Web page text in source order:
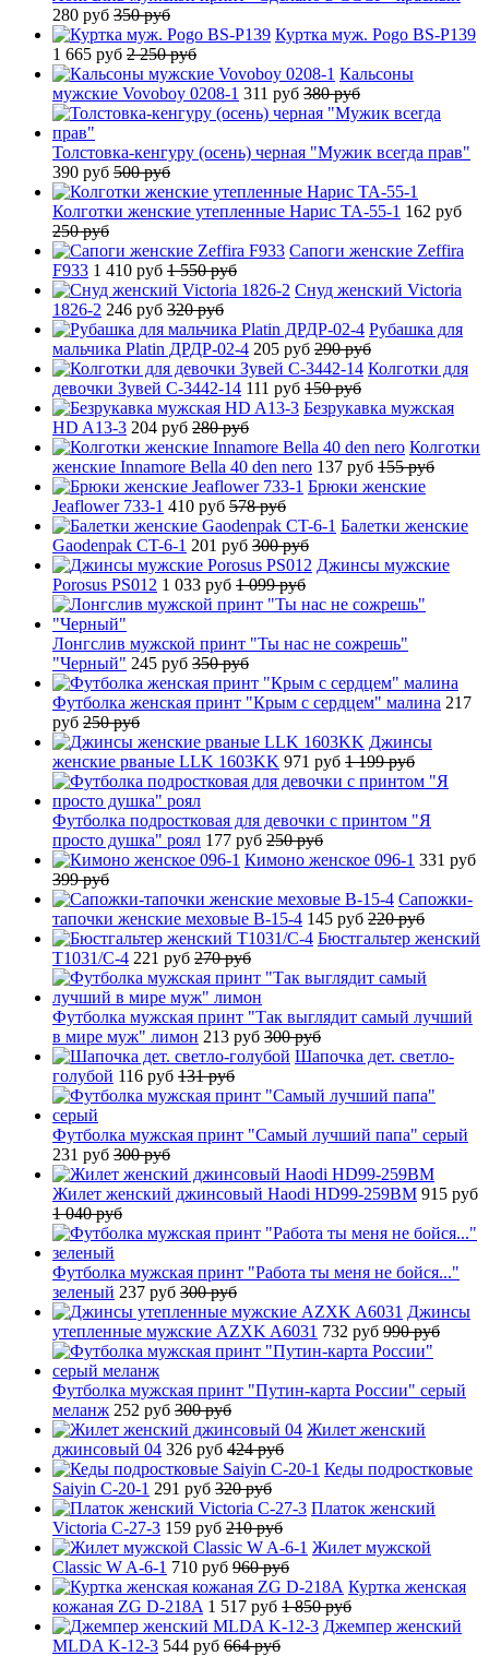
280 руб 350 руб
Куртка муж. Pogo BS-P139
1 665 руб 2 250 руб
Кальсоны
мужские Vovoboy 0208-1 311 руб 380 руб
Толстовка-кенгуру (осень) черная "Мужик всегда прав"
390 руб 500 руб
Колготки женские утепленные Нарис TA-55-1 162 руб
250 руб
Сапоги женские Zeffira
F933 1 410 руб 1 550 руб
Снуд женский Victoria
1826-2 246 руб 320 руб
Рубашка для
мальчика Platin ДРДР-02-4 205 руб 290 руб
Колготки для
девочки Зувей C-3442-14 111 руб 150 руб
Безрукавка мужская
HD A13-3 204 руб 280 руб
Колготки
женские Innamore Bella 40 den nero 137 руб 155 руб
Брюки женские
Jeaflower 733-1 410 руб 578 руб
Балетки женские
Gaodenpak CT-6-1 201 руб 300 руб
Джинсы мужские
Porosus PS012 1 033 руб 1 099 руб
Лонгслив мужской принт "Ты нас не сожрешь"
"Черный" 245 руб 350 руб
Футболка женская принт "Крым с сердцем" малина 217
руб 250 руб
Джинсы
женские рваные LLK 1603KK 971 руб 1 199 руб
Футболка подростковая для девочки с принтом "Я
просто душка" роял 177 руб 250 руб
Кимоно женское 096-1 331 руб
399 руб
Сапожки-
тапочки женские меховые B-15-4 145 руб 220 руб
Бюстгальтер женский
T1031/C-4 221 руб 270 руб
Футболка мужская принт "Так выглядит самый лучший
в мире муж" лимон 213 руб 300 руб
Шапочка дет. светло-
голубой 116 руб 131 руб
Футболка мужская принт "Самый лучший папа" серый
231 руб 300 руб
Жилет женский джинсовый Haodi HD99-259BM 915 руб
1 040 руб
Футболка мужская принт "Работа ты меня не бойся..."
зеленый 237 руб 300 руб
Джинсы
утепленные мужские AZXK A6031 732 руб 990 руб
Футболка мужская принт "Путин-карта России" серый
меланж 252 руб 300 руб
Жилет женский
джинсовый 04 326 руб 424 руб
Кеды подростковые
Saiyin C-20-1 291 руб 320 руб
Платок женский
Victoria C-27-3 159 руб 210 руб
Жилет мужской
Classic W A-6-1 710 руб 960 руб
Куртка женская
кожаная ZG D-218A 1 517 руб 1 850 руб
Джемпер женский
MLDA K-12-3 544 руб 664 руб